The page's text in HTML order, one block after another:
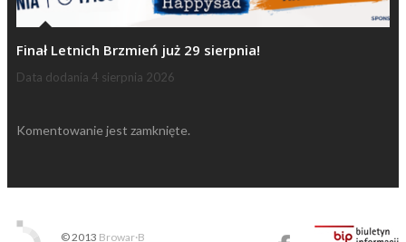
Finał Letnich Brzmień już 29 sierpnia!
Data dodania 4 sierpnia 2026
Komentowanie jest zamknięte.
© 2013 Browar·B